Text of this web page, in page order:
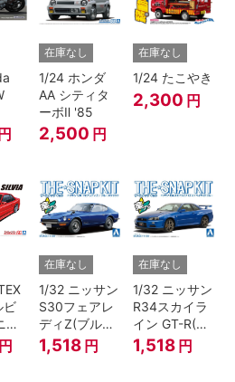
在庫なし
1/24 ホンダ
AA シティタ
ーボⅡ '85
2,500 円
在庫なし
1/24 たこやき
2,300 円
ビ
ッ
円
在庫なし
1/32 ニッサン
S30フェアレ
ディZ(ブルー
メタリック)
1,518 円
在庫なし
1/32 ニッサン
R34スカイラ
イン GT-R(ベ
イサイドブル
ー)
1,518 円